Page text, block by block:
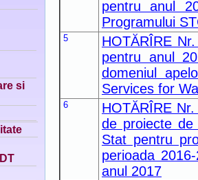
pentru anul
Programului
5
HOTĂRÎRE
pentru anul
domeniul
Services for
6
HOTĂRÎRE
de proiecte de
Stat pentru
perioada
anul 2017
si